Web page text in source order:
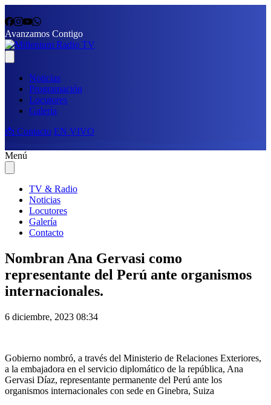
Avanzamos Contigo
Noticias
Programación
Locutores
Galería
📩 Contacto EN VIVO
Menú
TV & Radio
Noticias
Locutores
Galería
Contacto
Nombran Ana Gervasi como
representante del Perú ante organismos
internacionales.
6 diciembre, 2023 08:34
Gobierno nombró, a través del Ministerio de Relaciones Exteriores,
a la embajadora en el servicio diplomático de la república, Ana
Gervasi Díaz, representante permanente del Perú ante los
organismos internacionales con sede en Ginebra, Suiza